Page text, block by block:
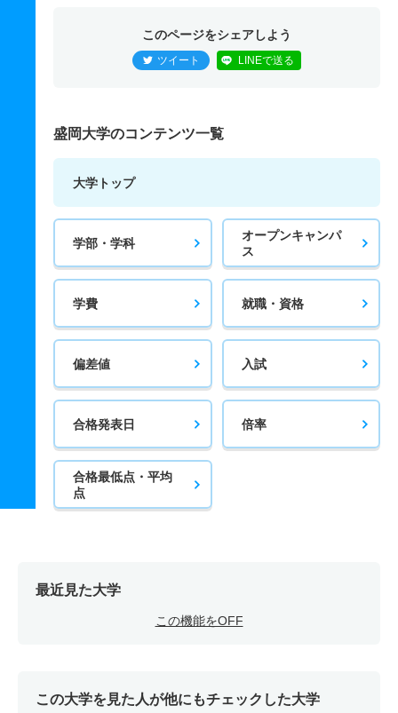
このページをシェアしよう
ツイート LINEで送る
盛岡大学のコンテンツ一覧
大学トップ
学部・学科
オープンキャンパ
ス
学費 就職・資格
偏差値 入試
合格発表日 倍率
合格最低点・平均
点
最近見た大学
この機能をOFF
この大学を見た人が他にもチェックした大学